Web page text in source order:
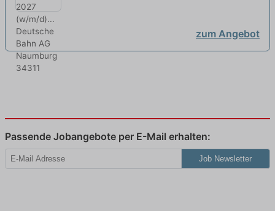
zum Angebot
Passende Jobangebote per E-Mail erhalten:
Job Newsletter